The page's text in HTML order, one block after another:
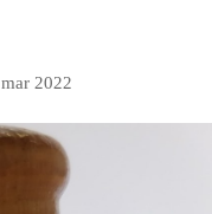
2022